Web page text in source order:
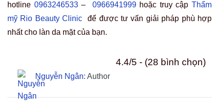
hotline 0963246533– 0966941999hoặc truy cập Thẩm
mỹ Rio Beauty Clinic để được tư vấn giải pháp phù hợp
nhất cho làn da mặt của bạn.
4.4/5 - (28 bình chọn)
Nguyễn Ngân: Author